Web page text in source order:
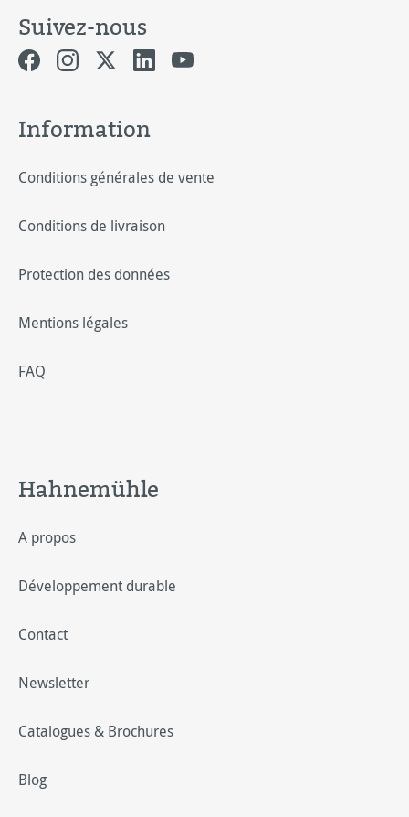
Suivez-nous
Information
Conditions générales de vente
Conditions de livraison
Protection des données
Mentions légales
FAQ
Hahnemühle
A propos
Développement durable
Contact
Newsletter
Catalogues & Brochures
Blog